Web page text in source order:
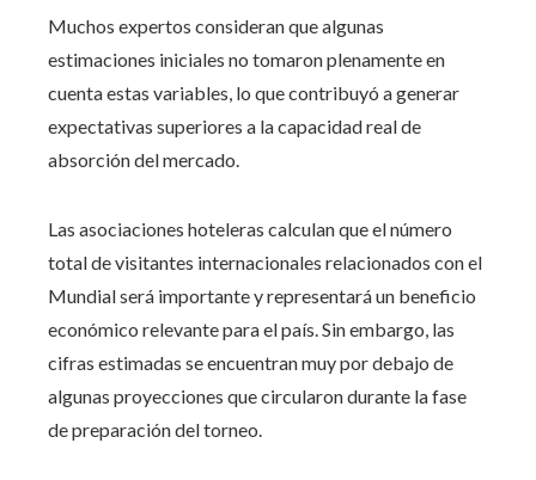
Muchos expertos consideran que algunas
estimaciones iniciales no tomaron plenamente en
cuenta estas variables, lo que contribuyó a generar
expectativas superiores a la capacidad real de
absorción del mercado.
Las asociaciones hoteleras calculan que el número
total de visitantes internacionales relacionados con el
Mundial será importante y representará un beneficio
económico relevante para el país. Sin embargo, las
cifras estimadas se encuentran muy por debajo de
algunas proyecciones que circularon durante la fase
de preparación del torneo.